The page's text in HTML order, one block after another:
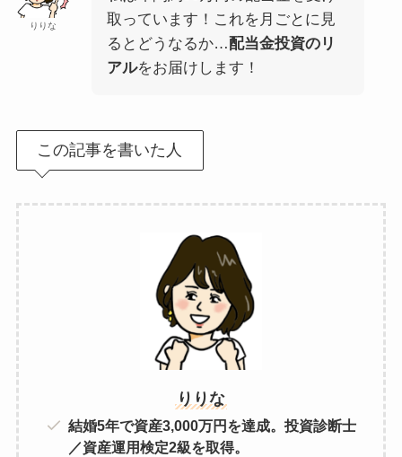
りりな
取っています！これを月ごとに見
るとどうなるか…配当金投資のリ
アルをお届けします！
この記事を書いた人
りりな
結婚5年で資産3,000万円を達成。投資診断士
／資産運用検定2級を取得。